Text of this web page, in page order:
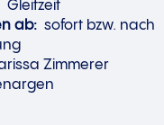
Gleitzeit
ab: sofort bzw. nach
Zimmerer